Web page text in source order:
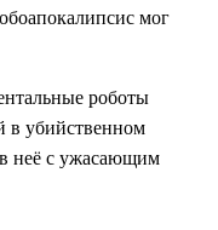
мог
роботы
в убийственном
в неё с ужасающим